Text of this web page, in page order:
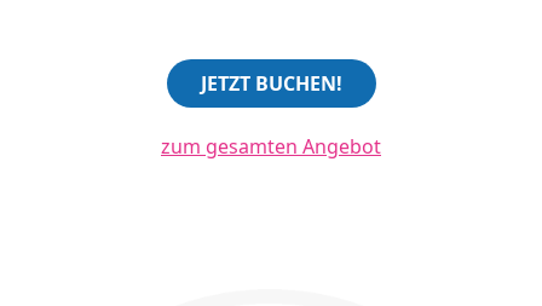
JETZT BUCHEN!
zum gesamten Angebot